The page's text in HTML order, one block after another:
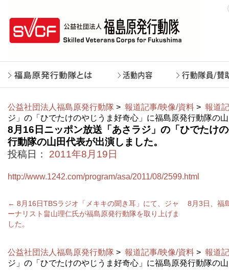
公益社団法人福島原発行動隊 > 報道記事/映像/資料 > 報道
ジ」の「ひでたけのやじうま好奇心」に福島原発行動隊の
8月16日ニッポン放送「あさラジ」の「ひでたけ
行動隊の山田代表が出演しました。
投稿日：
2011年8月19日
http://www.1242.com/program/asa/2011/08/2599.html
← 8月16日TBSラジオ「メキキの聞き耳」にて、ジャ
ーナリスト畠山理仁氏が福島原発行動隊を取り上げま
した。
8月3日、福
公益社団法人福島原発行動隊 > 報道記事/映像/資料 > 報道
ジ」の「ひでたけのやじうま好奇心」に福島原発行動隊の